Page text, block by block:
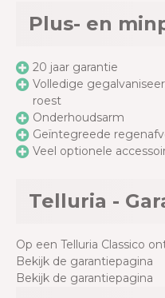
Plus- en
20 jaar garantie
Volledige
roest
Onderhoudsarm
Geïntegreede
Veel optionele
Telluria -
Op een Telluria Classico
Bekijk de garantiepagina
Bekijk de garantiepagina